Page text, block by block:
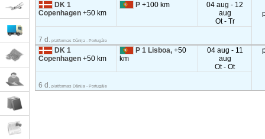
DK 1
Copenhagen+50 km
P+100 km
04 aug - 12
aug
Ot - Tr
7 d. platformas Dānija - Portugāle
DK 1
Copenhagen+50 km
P 1 Lisboa,+50
km
04 aug - 11
aug
Ot - Ot
6 d. platformas Dānija - Portugāle